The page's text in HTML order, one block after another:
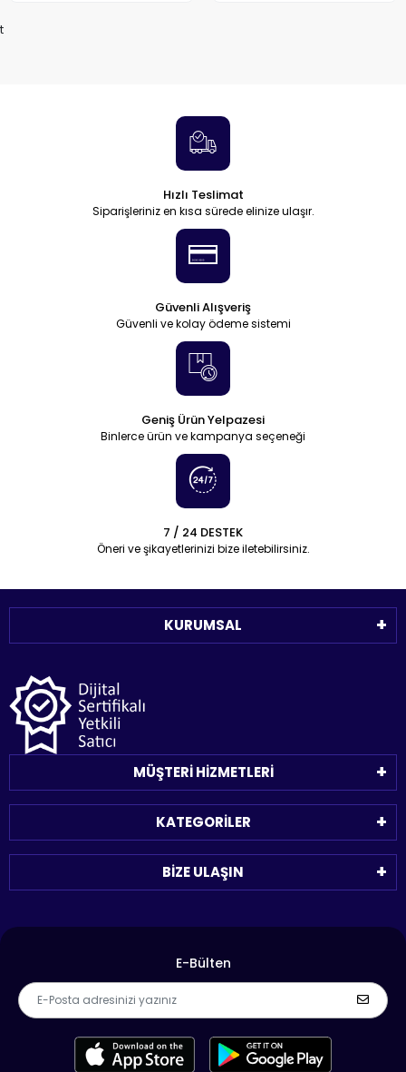
t
Hızlı Teslimat
Siparişleriniz en kısa sürede elinize ulaşır.
Güvenli Alışveriş
Güvenli ve kolay ödeme sistemi
Geniş Ürün Yelpazesi
Binlerce ürün ve kampanya seçeneği
7 / 24 DESTEK
Öneri ve şikayetlerinizi bize iletebilirsiniz.
KURUMSAL
MÜŞTERİ HİZMETLERİ
KATEGORİLER
BİZE ULAŞIN
E-Bülten